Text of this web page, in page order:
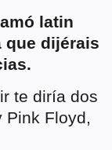
latin
que dijérais
te diría dos
Pink Floyd,